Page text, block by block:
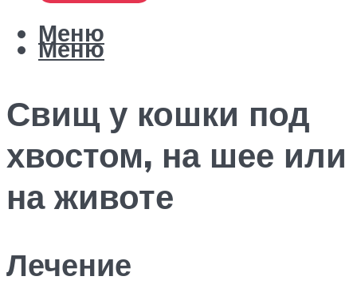
Меню
Меню
Свищ у кошки под
хвостом, на шее или
на животе
Лечение